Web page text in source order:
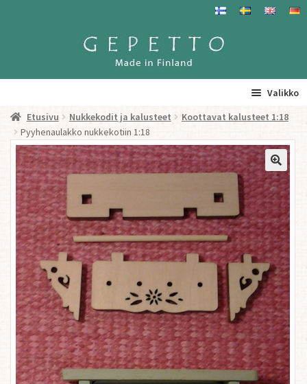
Siirry
Siirry
Valikko
Etusivu
Tuotteet
Yhteystiedot/ Gepetosta
Jälleenmyyjät ja agentit
Tavataan täällä
Gepetto Jälleenmyyjille
Etusivu Nukkekodit ja kalusteet
Koottavat kalusteet 1:18
Pyyhenaulakko nukkekotiin 1:18